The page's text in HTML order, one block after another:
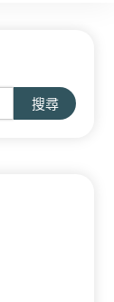
搜尋